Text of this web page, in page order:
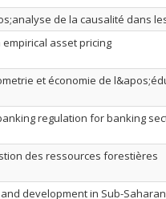
de la causalité dans
asset pricing
et économie de
regulation for banking
des ressources forestières
development in Sub-